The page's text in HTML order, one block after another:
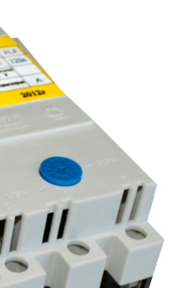
диэлектрические
Стремянки с
Стремянки с
опорой
Ширмы
РЗА (шторы)